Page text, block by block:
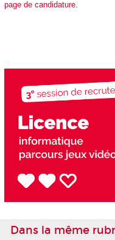
page de candidature.
Dans la même